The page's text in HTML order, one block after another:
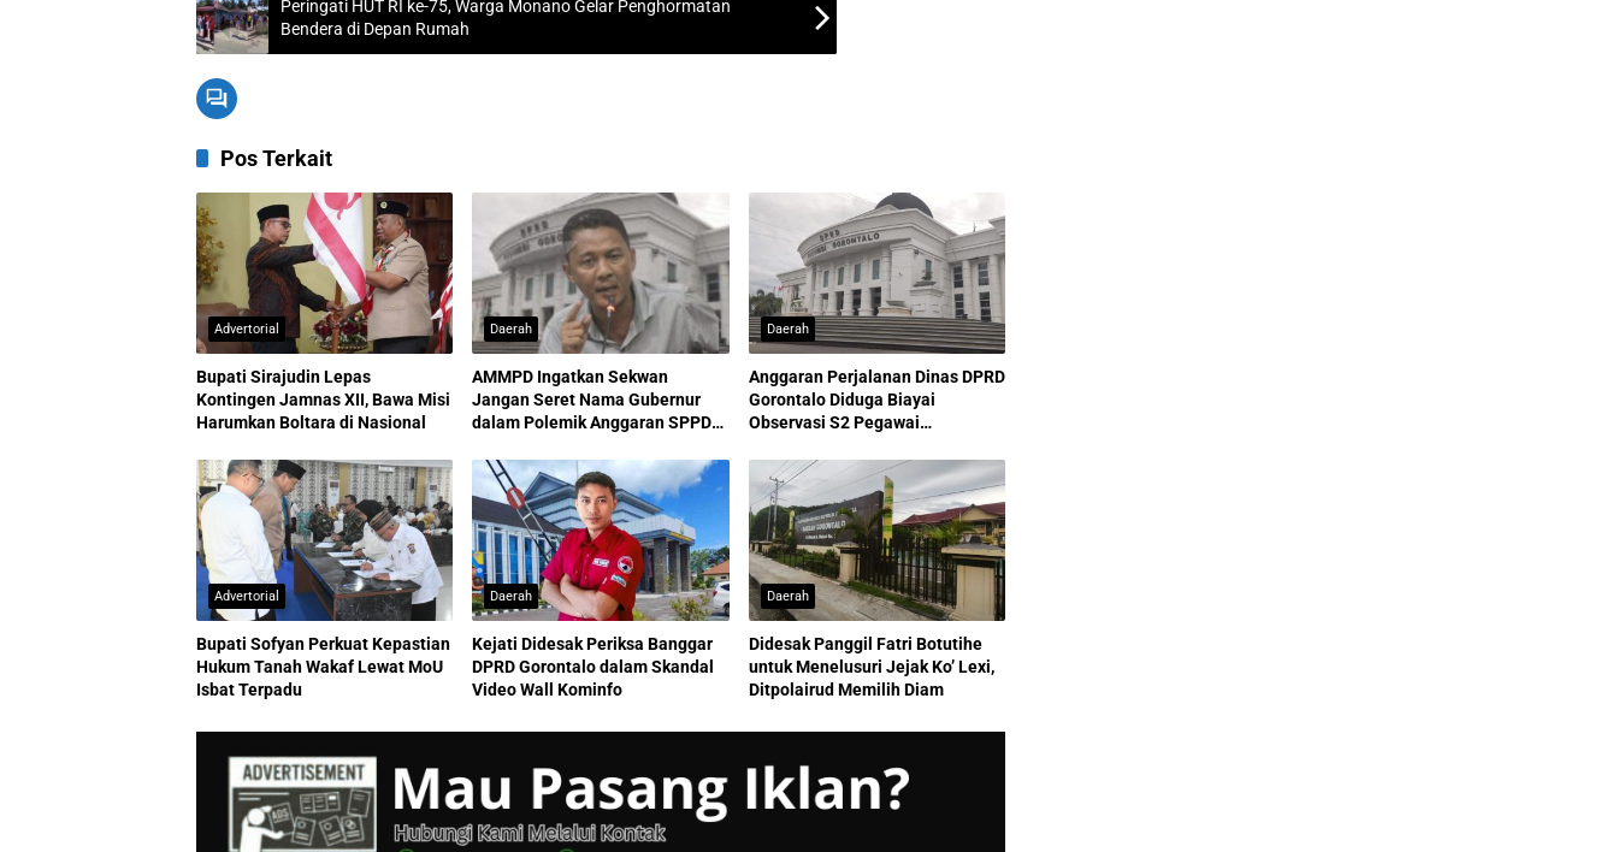
Peringati HUT RI ke-75, Warga Monano Gelar Penghormatan
Bendera di Depan Rumah
Pos Terkait
Advertorial
Bupati Sirajudin Lepas
Kontingen Jamnas XII, Bawa Misi
Harumkan Boltara di Nasional
Daerah
AMMPD Ingatkan Sekwan
Jangan Seret Nama Gubernur
dalam Polemik Anggaran SPPD
Daerah
Anggaran Perjalanan Dinas DPRD
Gorontalo Diduga Biayai
Observasi S2 Pegawai
Advertorial
Bupati Sofyan Perkuat Kepastian
Hukum Tanah Wakaf Lewat MoU
Isbat Terpadu
Daerah
Kejati Didesak Periksa Banggar
DPRD Gorontalo dalam Skandal
Video Wall Kominfo
Daerah
Didesak Panggil Fatri Botutihe
untuk Menelusuri Jejak Ko’ Lexi,
Ditpolairud Memilih Diam